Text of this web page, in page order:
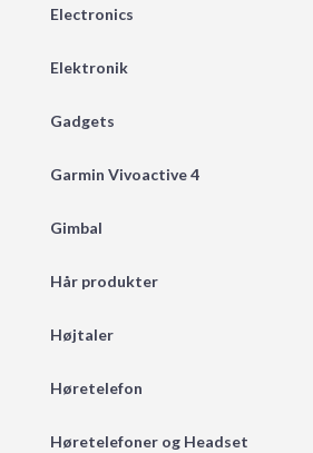
Electronics
Elektronik
Gadgets
Garmin Vivoactive 4
Gimbal
Hår produkter
Højtaler
Høretelefon
Høretelefoner og Headset